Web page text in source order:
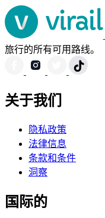
旅行的所有可用路线。
关于我们
隐私政策
法律信息
条款和条件
洞察
国际的